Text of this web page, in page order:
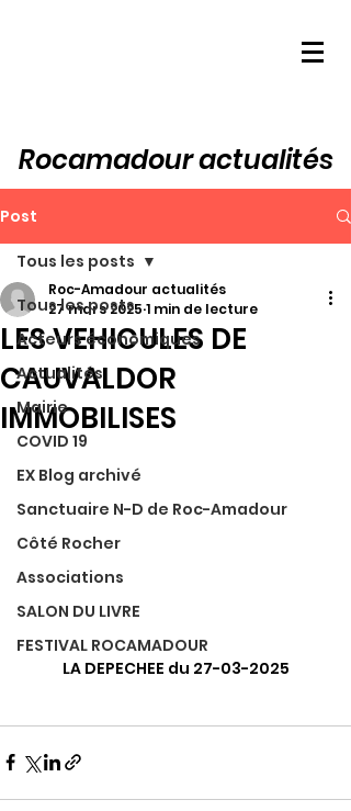
Rocamadour actualités
Post
Tous les posts
Acteurs économiques
Actualités
Mairie
COVID 19
EX Blog archivé
Sanctuaire N-D de Roc-Amadour
Côté Rocher
Associations
SALON DU LIVRE
FESTIVAL ROCAMADOUR
Tous les posts
LES VEHICULES DE
CAUVALDOR
IMMOBILISES
Roc-Amadour actualités
27 mars 2025 1 min de lecture
LA DEPECHEE du 27-03-2025